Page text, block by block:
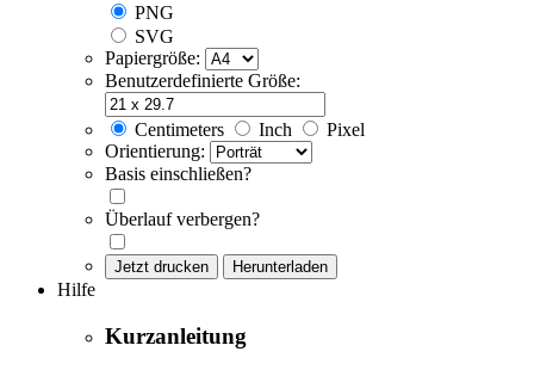
PNG
SVG
Papiergröße:
Benutzerdefinierte Größe:
Centimeters Inch
Pixel
Orientierung:
Basis einschließen?
Überlauf verbergen?
Jetzt drucken Herunterladen
Hilfe
Kurzanleitung